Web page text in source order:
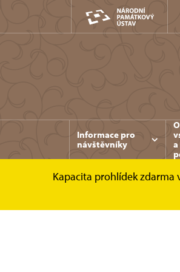
Informace pro
návštěvníky
Kapacita prohlídek zdarma
Konopiště